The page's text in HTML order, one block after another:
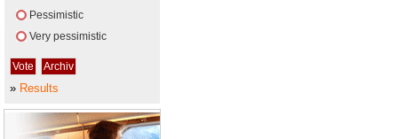
Pessimistic
Very pessimistic
» Results